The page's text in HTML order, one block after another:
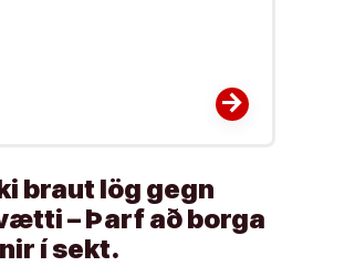
arrow_forward
braut lög gegn
– Þarf að borga
í sekt.